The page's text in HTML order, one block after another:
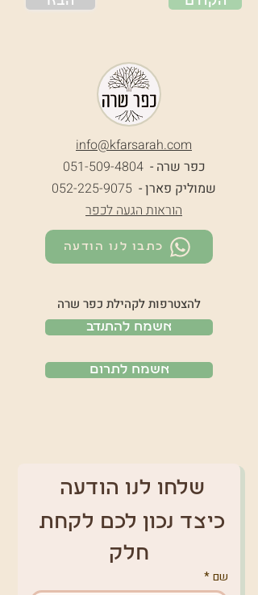
info@kfarsarah.com
כפר שרה -051-509-4804
שמוליק פארן - 052-225-9075
הוראות הגעה לכפר
כתבו לנו הודעה
להצטרפות לקהילת כפר שרה
אשמח להתנדב
אשמח לתרום
שלחו לנו הודעה
חלק
שם*